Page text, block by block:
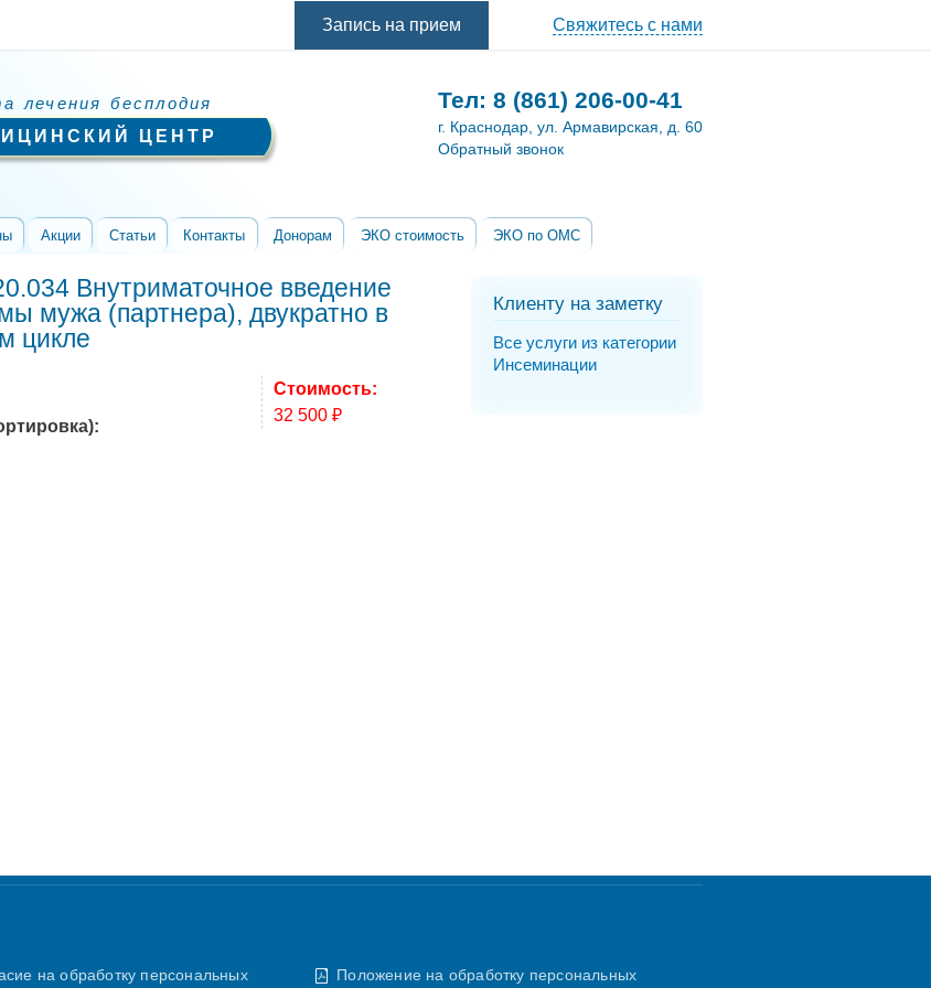
Запись на прием Свяжитесь с нами
лечения бесплодия
ЦЕНТР
Тел: 8 (861) 206-00-41
г. Краснодар, ул. Армавирская, д. 60
Обратный звонок
Акции Статьи Контакты Донорам ЭКО стоимость ЭКО по ОМС
Внутриматочное введение
мужа (партнера), двукратно в
цикле
Стоимость:
32 500 ₽
Клиенту на заметку
Все услуги из категории
Инсеминации
на обработку персональных Положение на обработку персональных